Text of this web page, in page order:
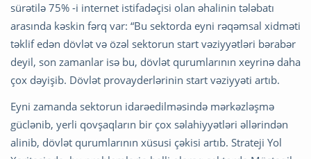
sürətilə 75% -i internet istifadəçisi olan əhalinin tələbatı
arasında kəskin fərq var: “Bu sektorda eyni rəqəmsal xidməti
təklif edən dövlət və özəl sektorun start vəziyyətləri bərabər
deyil, son zamanlar isə bu, dövlət qurumlarının xeyrinə daha
çox dəyişib. Dövlət provayderlərinin start vəziyyəti artıb.
Eyni zamanda sektorun idarəedilməsində mərkəzləşmə
güclənib, yerli qovşaqların bir çox səlahiyyətləri əllərindən
alinib, dövlət qurumlarının xüsusi çəkisi artıb. Strateji Yol